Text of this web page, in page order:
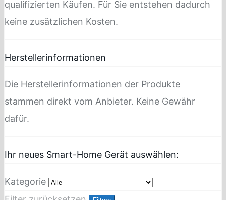
qualifizierten Käufen. Für Sie entstehen dadurch
keine zusätzlichen Kosten.
Herstellerinformationen
Die Herstellerinformationen der Produkte
stammen direkt vom Anbieter. Keine Gewähr
dafür.
Ihr neues Smart-Home Gerät auswählen:
Kategorie